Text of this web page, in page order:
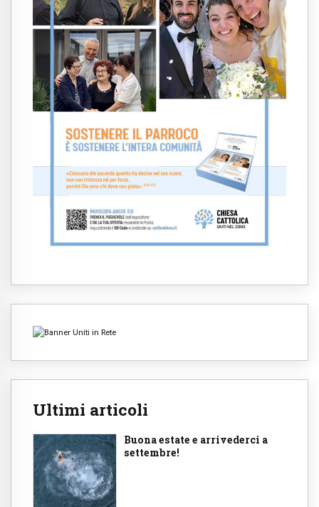
Ultimi articoli
Buona estate e arrivederci a
settembre!